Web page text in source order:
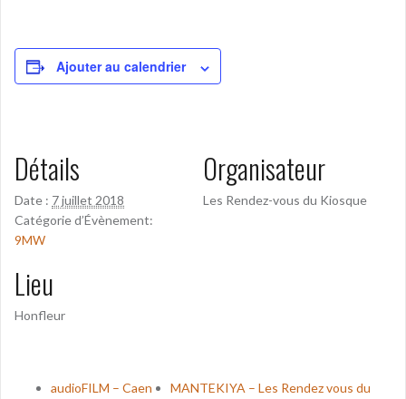
Ajouter au calendrier
Détails
Date : 7 juillet 2018
Catégorie d’Évènement:
9MW
Lieu
Honfleur
Organisateur
Les Rendez-vous du Kiosque
audioFILM – Caen
MANTEKIYA – Les Rendez vous du